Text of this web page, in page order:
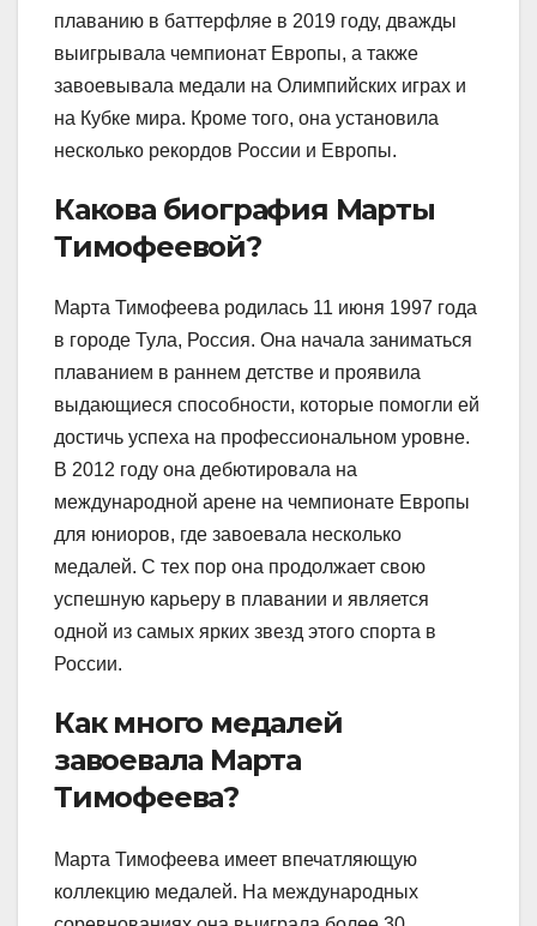
плаванию в баттерфляе в 2019 году, дважды
выигрывала чемпионат Европы, а также
завоевывала медали на Олимпийских играх и
на Кубке мира. Кроме того, она установила
несколько рекордов России и Европы.
Какова биография Марты
Тимофеевой?
Марта Тимофеева родилась 11 июня 1997 года
в городе Тула, Россия. Она начала заниматься
плаванием в раннем детстве и проявила
выдающиеся способности, которые помогли ей
достичь успеха на профессиональном уровне.
В 2012 году она дебютировала на
международной арене на чемпионате Европы
для юниоров, где завоевала несколько
медалей. С тех пор она продолжает свою
успешную карьеру в плавании и является
одной из самых ярких звезд этого спорта в
России.
Как много медалей
завоевала Марта
Тимофеева?
Марта Тимофеева имеет впечатляющую
коллекцию медалей. На международных